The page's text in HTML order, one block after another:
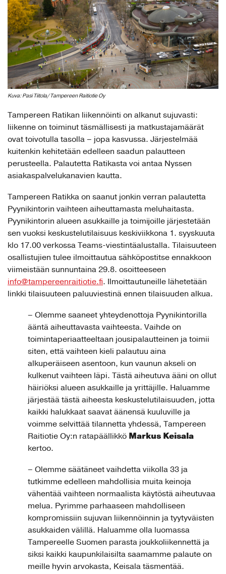
Kuva: Pasi Tiitola/ Tampereen Raitiotie Oy
Tampereen Ratikan liikennöinti on alkanut sujuvasti:
liikenne on toiminut täsmällisesti ja matkustajamäärät
ovat toivotulla tasolla – jopa kasvussa. Järjestelmää
kuitenkin kehitetään edelleen saadun palautteen
perusteella. Palautetta Ratikasta voi antaa Nyssen
asiakaspalvelukanavien kautta.
Tampereen Ratikka on saanut jonkin verran palautetta
Pyynikintorin vaihteen aiheuttamasta meluhaitasta.
Pyynikintorin alueen asukkaille ja toimijoille järjestetään
sen vuoksi keskustelutilaisuus keskiviikkona 1. syyskuuta
klo 17.00 verkossa Teams-viestintäalustalla. Tilaisuuteen
osallistujien tulee ilmoittautua sähköpostitse ennakkoon
viimeistään sunnuntaina 29.8. osoitteeseen
info@tampereenraitiotie.fi. Ilmoittautuneille lähetetään
linkki tilaisuuteen paluuviestinä ennen tilaisuuden alkua.
– Olemme saaneet yhteydenottoja Pyynikintorilla
ääntä aiheuttavasta vaihteesta. Vaihde on
toimintaperiaatteeltaan jousipalautteinen ja toimii
siten, että vaihteen kieli palautuu aina
alkuperäiseen asentoon, kun vaunun akseli on
kulkenut vaihteen läpi. Tästä aiheutuva ääni on ollut
häiriöksi alueen asukkaille ja yrittäjille. Haluamme
järjestää tästä aiheesta keskustelutilaisuuden, jotta
kaikki halukkaat saavat äänensä kuuluville ja
voimme selvittää tilannetta yhdessä, Tampereen
Raitiotie Oy:n ratapäällikkö Markus Keisala
kertoo.
– Olemme säätäneet vaihdetta viikolla 33 ja
tutkimme edelleen mahdollisia muita keinoja
vähentää vaihteen normaalista käytöstä aiheutuvaa
melua. Pyrimme parhaaseen mahdolliseen
kompromissiin sujuvan liikennöinnin ja tyytyväisten
asukkaiden välillä. Haluamme olla luomassa
Tampereelle Suomen parasta joukkoliikennettä ja
siksi kaikki kaupunkilaisilta saamamme palaute on
meille hyvin arvokasta, Keisala täsmentää.